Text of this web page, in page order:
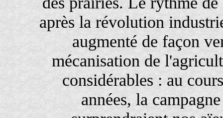
après la révolution
augmenté de façon
mécanisation de
considérables : au
années, la